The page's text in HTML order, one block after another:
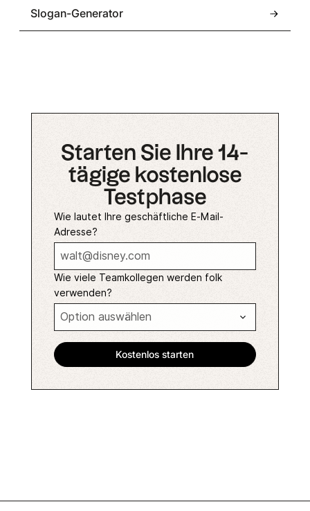
Slogan-Generator
Starten Sie Ihre 14-
tägige kostenlose
Testphase
Wie lautet Ihre geschäftliche E-Mail-
Adresse?
Wie viele Teamkollegen werden folk
verwenden?